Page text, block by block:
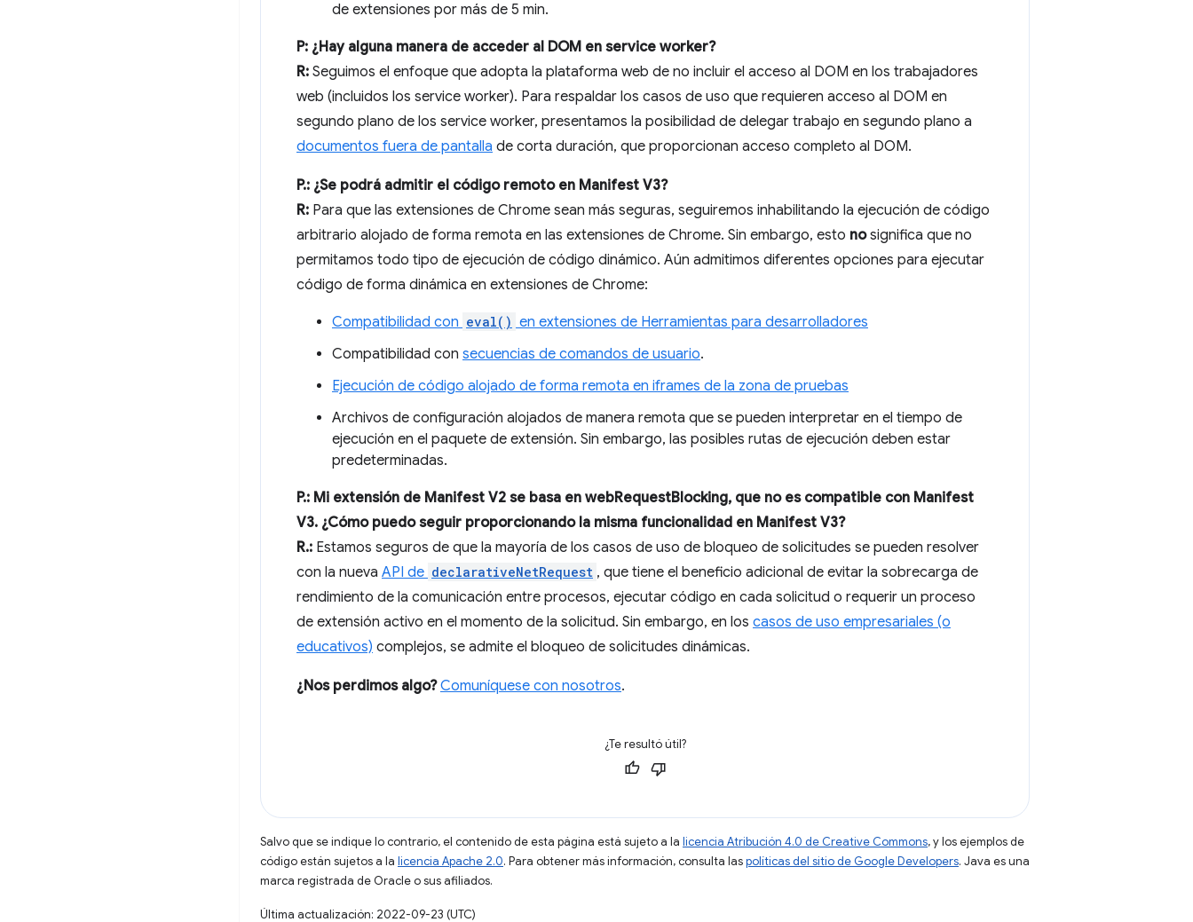
de extensiones por más de 5 min.
P: ¿Hay alguna manera de acceder al DOM en service worker?
R: Seguimos el enfoque que adopta la plataforma web de no incluir el acceso al DOM en los trabajadores
web (incluidos los service worker). Para respaldar los casos de uso que requieren acceso al DOM en
segundo plano de los service worker, presentamos la posibilidad de delegar trabajo en segundo plano a
documentos fuera de pantalla de corta duración, que proporcionan acceso completo al DOM.
P.: ¿Se podrá admitir el código remoto en Manifest V3?
R: Para que las extensiones de Chrome sean más seguras, seguiremos inhabilitando la ejecución de código
arbitrario alojado de forma remota en las extensiones de Chrome. Sin embargo, esto nosignifica que no
permitamos todo tipo de ejecución de código dinámico. Aún admitimos diferentes opciones para ejecutar
código de forma dinámica en extensiones de Chrome:
Compatibilidad con eval() en extensiones de Herramientas para desarrolladores
Compatibilidad con secuencias de comandos de usuario.
Ejecución de código alojado de forma remota en iframes de la zona de pruebas
Archivos de configuración alojados de manera remota que se pueden interpretar en el tiempo de
ejecución en el paquete de extensión. Sin embargo, las posibles rutas de ejecución deben estar
predeterminadas.
P.: Mi extensión de Manifest V2 se basa en webRequestBlocking, que no es compatible con Manifest
V3. ¿Cómo puedo seguir proporcionando la misma funcionalidad en Manifest V3?
R.: Estamos seguros de que la mayoría de los casos de uso de bloqueo de solicitudes se pueden resolver
con la nueva API de declarativeNetRequest , que tiene el beneficio adicional de evitar la sobrecarga de
rendimiento de la comunicación entre procesos, ejecutar código en cada solicitud o requerir un proceso
de extensión activo en el momento de la solicitud. Sin embargo, en los casos de uso empresariales (o
educativos) complejos, se admite el bloqueo de solicitudes dinámicas.
¿Nos perdimos algo? Comuníquese con nosotros.
¿Te resultó útil?
Salvo que se indique lo contrario, el contenido de esta página está sujeto a la licencia Atribución 4.0 de Creative Commons, y los ejemplos de
código están sujetos a la licencia Apache 2.0. Para obtener más información, consulta laspolíticas del sitio de Google Developers. Java es una
marca registrada de Oracle o sus afiliados.
Última actualización: 2022-09-23 (UTC)